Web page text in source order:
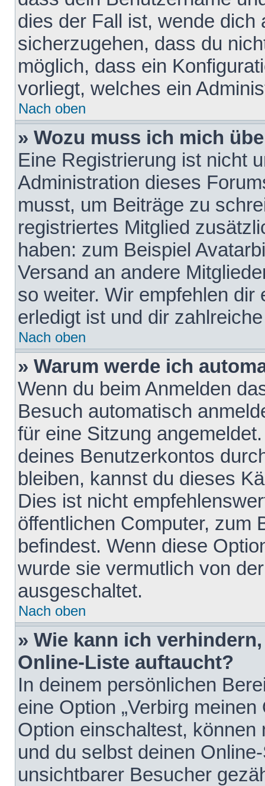
dies der Fall ist, wende dich
sicherzugehen, dass du
möglich, dass ein
vorliegt, welches ein
Nach oben
» Wozu muss ich mich
Eine Registrierung ist nicht
Administration dieses
musst, um Beiträge zu
registriertes Mitglied
haben: zum Beispiel
Versand an andere
so weiter. Wir empfehlen
erledigt ist und dir
Nach oben
» Warum werde ich
Wenn du beim Anmelden
Besuch automatisch
für eine Sitzung
deines Benutzerkontos
bleiben, kannst du dieses
Dies ist nicht
öffentlichen Computer, zum
befindest. Wenn diese
wurde sie vermutlich von
ausgeschaltet.
Nach oben
» Wie kann ich
Online-Liste auftaucht?
In deinem persönlichen
eine Option „Verbirg
Option einschaltest,
und du selbst deinen
unsichtbarer Besucher